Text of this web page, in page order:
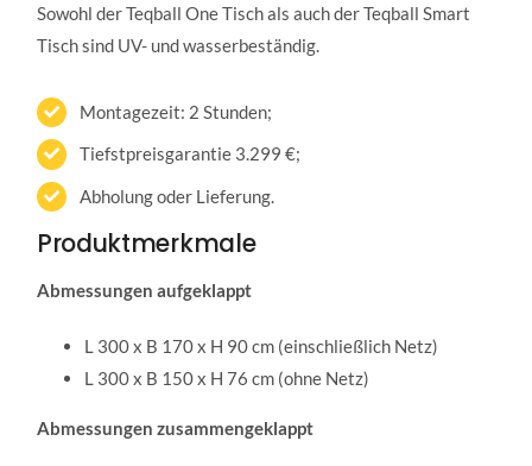
Sowohl der Teqball One Tisch als auch der Teqball Smart
Tisch sind UV- und wasserbeständig.
Montagezeit: 2 Stunden;
Tiefstpreisgarantie 3.299 €;
Abholung oder Lieferung.
Produktmerkmale
Abmessungen aufgeklappt
L 300 x B 170 x H 90 cm (einschließlich Netz)
L 300 x B 150 x H 76 cm (ohne Netz)
Abmessungen zusammengeklappt